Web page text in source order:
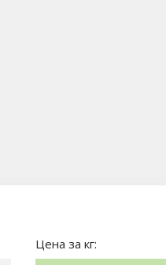
Цена за кг: